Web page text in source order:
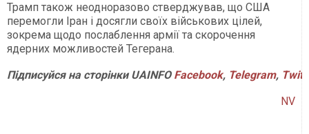
Трамп також неодноразово стверджував, що США
перемогли Іран і досягли своїх військових цілей,
зокрема щодо послаблення армії та скорочення
ядерних можливостей Тегерана.
ПідписуйсянасторінкиUAINFO Facebook, Telegram,
NV